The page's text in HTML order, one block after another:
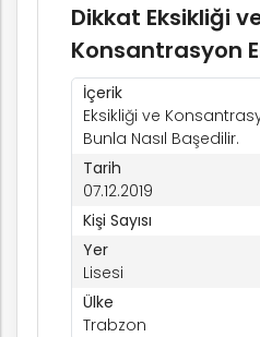
Dikkat Eksikliği
Konsantrasyon
İçerik
Eksikliği ve
Bunla Nasıl Başedilir.
Tarih
07.12.2019
Kişi Sayısı
Yer
Lisesi
Ülke
Trabzon